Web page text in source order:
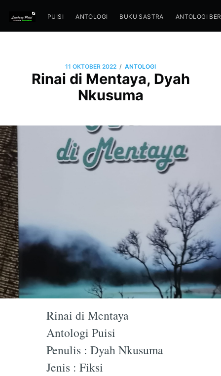
PUISI ANTOLOGI BUKU SASTRA ANTOLOGI
11 OKTOBER 2022 / ANTOLOGI
Rinai di Mentaya, Dyah
Nkusuma
Rinai di Mentaya
Antologi Puisi
Penulis : Dyah Nkusuma
Jenis : Fiksi